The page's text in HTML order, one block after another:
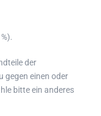
der
gegen einen oder
bitte ein anderes